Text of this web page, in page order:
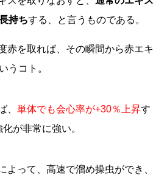
持ちする、と言うものである。
赤を取れば、その瞬間から赤エキ
うコト。
、 単体でも会心率が+30％上昇す
が非常に強い。
よって、高速で溜め操虫ができ、